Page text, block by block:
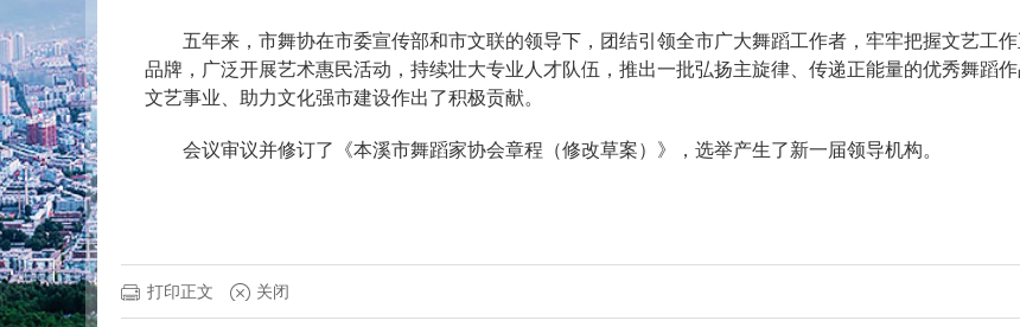
五年来，市舞协在市委宣传部和市文联的领导下，团结引领全市广大舞蹈工作者，牢牢把握文艺工
品牌，广泛开展艺术惠民活动，持续壮大专业人才队伍，推出一批弘扬主旋律、传递正能量的优秀舞蹈
文艺事业、助力文化强市建设作出了积极贡献。
会议审议并修订了《本溪市舞蹈家协会章程（修改草案）》，选举产生了新一届领导机构。
打印正文 关闭